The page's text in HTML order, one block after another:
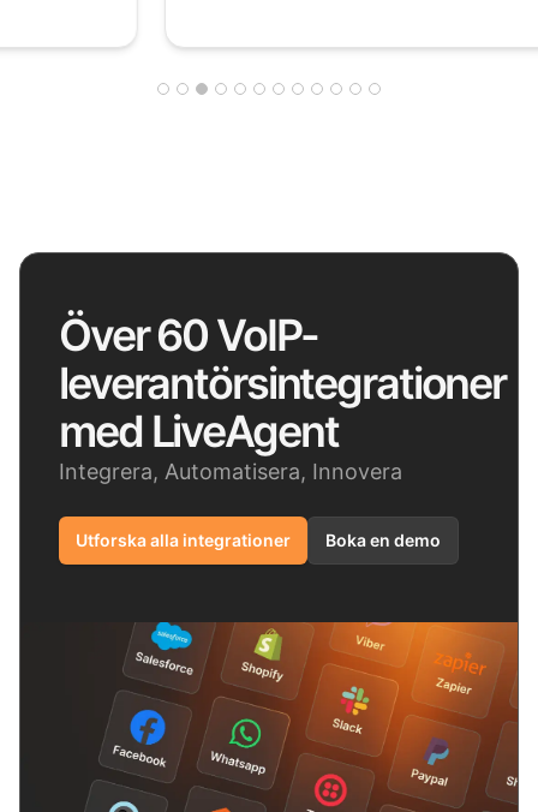
Över 60 VoIP-
leverantörsintegrationer
med LiveAgent
Integrera, Automatisera, Innovera
Utforska alla integrationer Boka en demo